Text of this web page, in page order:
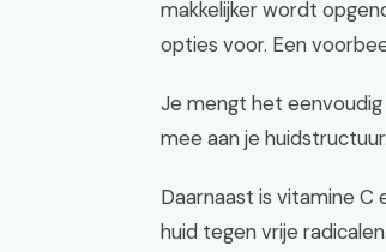
makkelijker wordt
opties voor. Een
Je mengt het
mee aan je huidstructuur.
Daarnaast is vitamine C
huid tegen vrije